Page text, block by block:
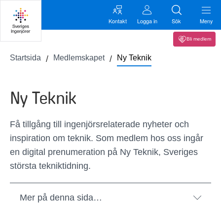
Kontakt Logga in Sök Meny
Bli medlem
Startsida Medlemskapet Ny Teknik
Ny Teknik
Få tillgång till ingenjörsrelaterade nyheter och
inspiration om teknik. Som medlem hos oss ingår
en digital prenumeration på Ny Teknik, Sveriges
största tekniktidning.
Mer på denna sida…